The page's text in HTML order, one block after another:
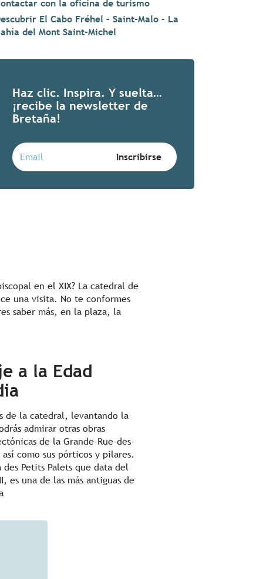
con la oficina de turismo
El Cabo Fréhel – Saint-Malo – La
del Mont Saint-Michel
Haz clic. Inspira. Y suelta…
¡recibe la newsletter de
Bretaña!
en el XIX? La catedral de
una visita. No te conformes
saber más, en la plaza, la
a la Edad
de la catedral, levantando la
admirar otras obras
de la Grande-Rue-des-
así como sus pórticos y pilares.
des Petits Palets que data del
es una de las más antiguas de